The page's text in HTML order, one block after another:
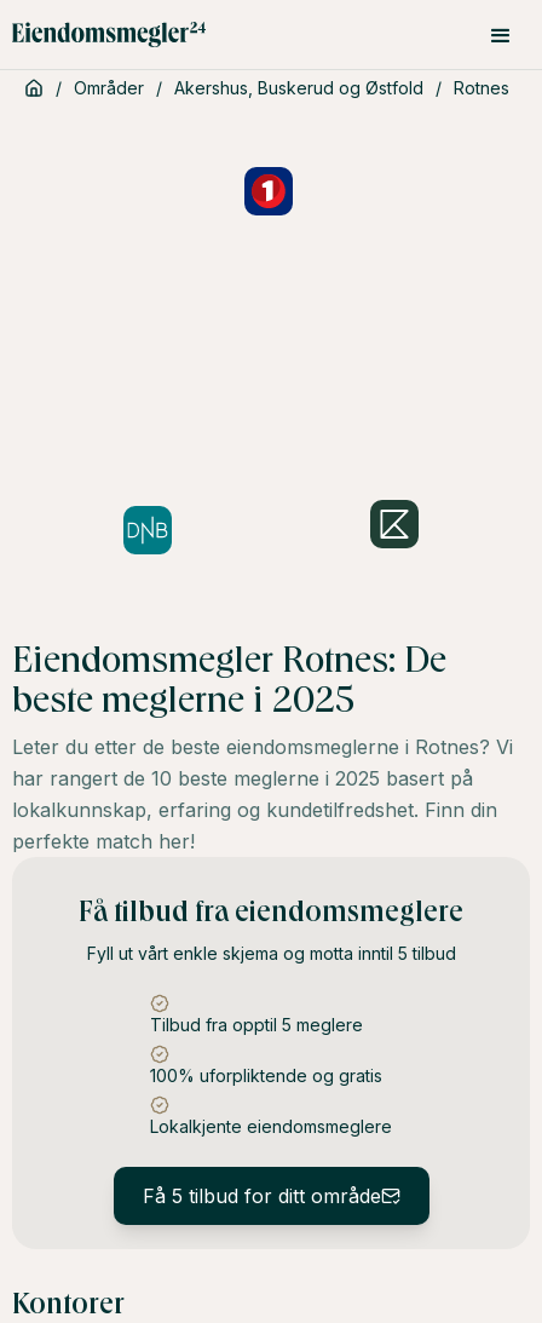
/ Områder / Akershus, Buskerud og Østfold / Rotnes
Eiendomsmegler Rotnes: De
beste meglerne i 2025
Leter du etter de beste eiendomsmeglerne i Rotnes? Vi
har rangert de 10 beste meglerne i 2025 basert på
lokalkunnskap, erfaring og kundetilfredshet. Finn din
perfekte match her!
Få tilbud fra eiendomsmeglere
Fyll ut vårt enkle skjema og motta inntil 5 tilbud
Tilbud fra opptil 5 meglere
100% uforpliktende og gratis
Lokalkjente eiendomsmeglere
Få 5 tilbud for ditt område
Kontorer